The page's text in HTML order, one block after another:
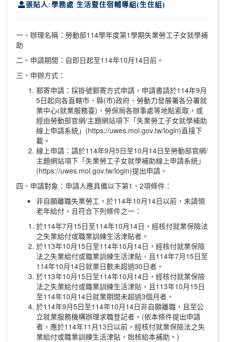
張貼人:學務處 生活暨住宿輔導組(生住組)
一、辦理名稱：勞動部114學年度第1學期失業勞工子女就學補
助
二、申請期間：自即日起至114年10月14日前。
三、申辦方式：
郵寄申請：採掛號郵寄方式申請，申請書請於114年9月
5日起向各直轄市、縣(市)政府、勞動力發展署各分署就
業中心(就業服務臺)、勞保局各辦事處等地點索取，或
經由勞動部官網/主題網站項下「失業勞工子女就學補助
線上申請系統」(https://uwes.mol.gov.tw/login)直接下
載。
線上申請：請於114年9月5日至10月14日至勞動部官網/
主題網站項下「失業勞工子女就學補助線上申請系統」
(https://uwes.mol.gov.tw/login)提出申請。
四、申請對象：申請人應具備以下第1、2項條件：
非自願離職失業勞工，於114年10月14日以前，未請領
老年給付，且符合下列條件之一：
於114年7月15日至114年10月14日，經核付就業保險法
之失業給付或職業訓練生活津貼者。
於113年10月15日至114年10月14日，經核付就業保險
法之失業給付或職業訓練生活津貼，且114年7月15日至
114年10月14日就業日數未超過30日者。
於113年10月15日至114年10月14日，經核付就業保險
法之失業給付或職業訓練生活津貼，且113年10月15日
至114年10月14日就業期間未超過3個月者。
於114年9月5日至114年10月14日非自願離職，且至公
立就業服務機構辦理求職登記者。(依本條件提出申請
者，應於114年11月13日以前，經核付就業保險法之失
業給付或職業訓練生活津貼，始核給本補助。)